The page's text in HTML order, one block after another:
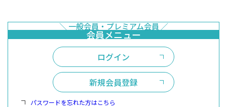
ログイン
新規会員登録
パスワードを忘れた方はこちら